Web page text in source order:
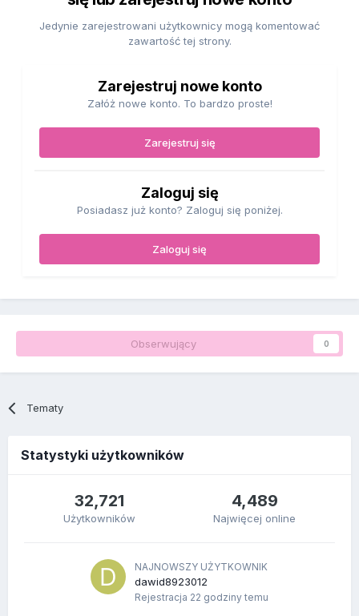
Jedynie zarejestrowani użytkownicy mogą komentować
zawartość tej strony.
Zarejestruj nowe konto
Załóż nowe konto. To bardzo proste!
Zarejestruj się
Zaloguj się
Posiadasz już konto? Zaloguj się poniżej.
Zaloguj się
Obserwujący 0
Tematy
Statystyki użytkowników
32,721
Użytkowników
4,489
Najwięcej online
NAJNOWSZY UŻYTKOWNIK
dawid8923012
Rejestracja 22 godziny temu